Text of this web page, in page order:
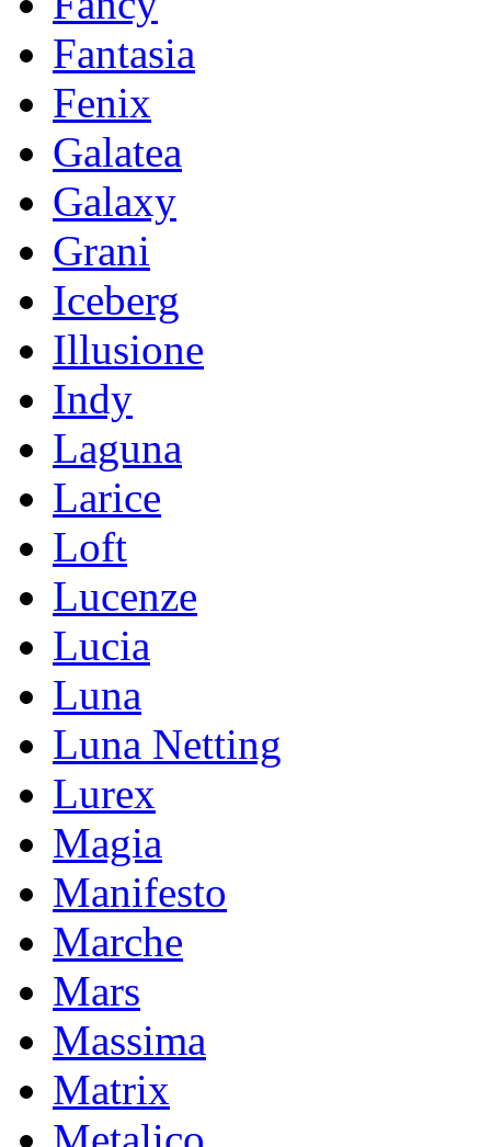
Fantasia
Fenix
Galatea
Galaxy
Grani
Iceberg
Illusione
Indy
Laguna
Larice
Loft
Lucenze
Lucia
Luna
Luna Netting
Lurex
Magia
Manifesto
Marche
Mars
Massima
Matrix